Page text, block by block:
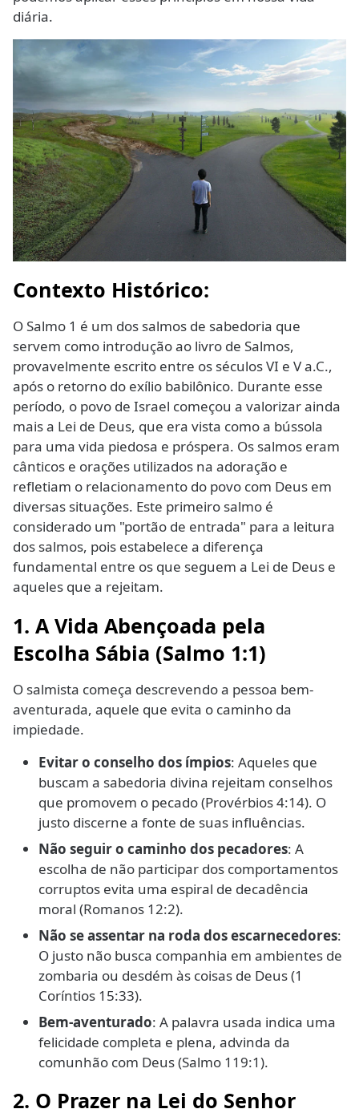
diária.
Contexto Histórico:
O Salmo 1 é um dos salmos de sabedoria que
servem como introdução ao livro de Salmos,
provavelmente escrito entre os séculos VI e V a.C.,
após o retorno do exílio babilônico. Durante esse
período, o povo de Israel começou a valorizar ainda
mais a Lei de Deus, que era vista como a bússola
para uma vida piedosa e próspera. Os salmos eram
cânticos e orações utilizados na adoração e
refletiam o relacionamento do povo com Deus em
diversas situações. Este primeiro salmo é
considerado um "portão de entrada" para a leitura
dos salmos, pois estabelece a diferença
fundamental entre os que seguem a Lei de Deus e
aqueles que a rejeitam.
1. A Vida Abençoada pela
Escolha Sábia (Salmo 1:1)
O salmista começa descrevendo a pessoa bem-
aventurada, aquele que evita o caminho da
impiedade.
Evitar o conselho dos ímpios: Aqueles que
buscam a sabedoria divina rejeitam conselhos
que promovem o pecado (Provérbios 4:14). O
justo discerne a fonte de suas influências.
Não seguir o caminho dos pecadores: A
escolha de não participar dos comportamentos
corruptos evita uma espiral de decadência
moral (Romanos 12:2).
Não se assentar na roda dos escarnecedores:
O justo não busca companhia em ambientes de
zombaria ou desdém às coisas de Deus (1
Coríntios 15:33).
Bem-aventurado: A palavra usada indica uma
felicidade completa e plena, advinda da
comunhão com Deus (Salmo 119:1).
2. O Prazer na Lei do Senhor